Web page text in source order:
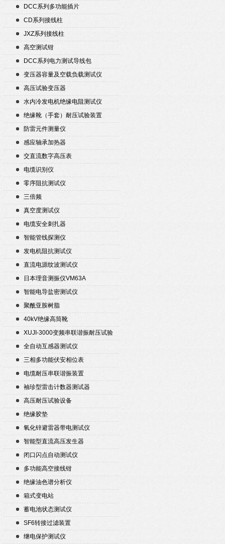
DCC系列多功能插片
CD系列接线柱
JXZ系列接线柱
高空测试钳
DCC系列电力测试导线包
变压器容量及空载负载测试仪
高压试验变压器
水内冷发电机绝缘电阻测试仪
绝缘靴（手套）耐压试验装置
防雷元件测量仪
感应轴承加热器
交直流数字高压表
电缆识别仪
零序阻抗测试仪
三倍频
真空度测试仪
电缆安全刺扎器
智能管线探测仪
发电机阻抗测试仪
直流电源纹波测试仪
日本理音测振仪VM63A
智能电导盐密测试仪
聚酰亚胺树脂
40kV绝缘高筒靴
XUJI-3000变频串联谐振耐压试验
装置
全自动互感器测试仪
三相多功能伏安相位表
电缆耐压串联谐振装置
袖珍型雷击计数器测试器
高压耐压试验设备
绝缘胶垫
氧化锌避雷器带电测试仪
智能型直流高压发生器
闭口闪点自动测试仪
多功能高空接线钳
绝缘油色谱分析仪
箱式变电站
蓄电池状态测试仪
SF6转接过滤装置
继电保护测试仪